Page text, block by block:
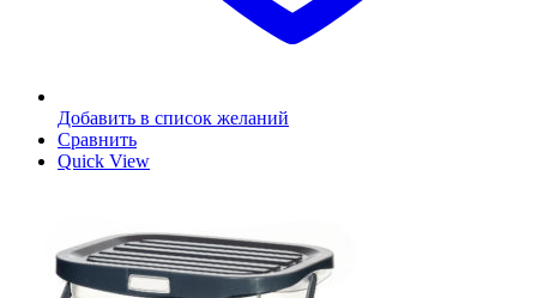
Добавить в список желаний
Сравнить
Quick View